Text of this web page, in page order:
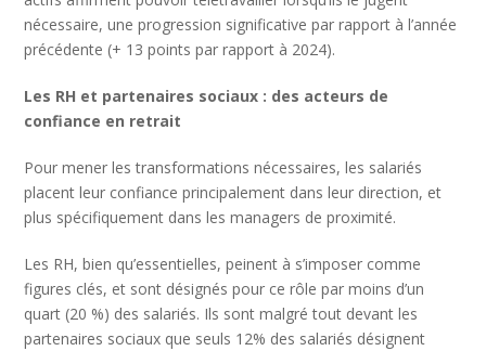
nécessaire, une progression significative par rapport à l’année
précédente (+ 13 points par rapport à 2024).
Les RH et partenaires sociaux : des acteurs de
confiance en retrait
Pour mener les transformations nécessaires, les salariés
placent leur confiance principalement dans leur direction, et
plus spécifiquement dans les managers de proximité.
Les RH, bien qu’essentielles, peinent à s’imposer comme
figures clés, et sont désignés pour ce rôle par moins d’un
quart (20 %) des salariés. Ils sont malgré tout devant les
partenaires sociaux que seuls 12% des salariés désignent